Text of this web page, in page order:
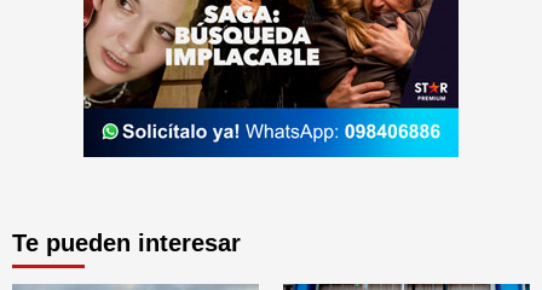
Te pueden interesar